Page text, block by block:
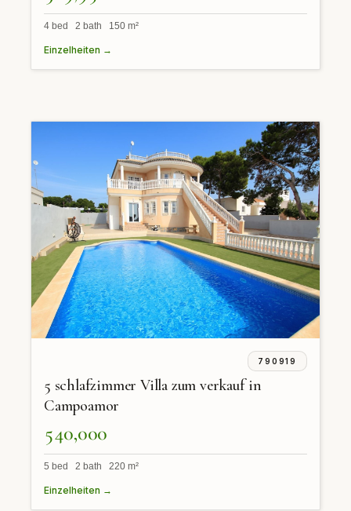
4 bed 2 bath 150 m²
Einzelheiten →
790919
5 schlafzimmer Villa zum verkauf in
Campoamor
540,000
5 bed 2 bath 220 m²
Einzelheiten →